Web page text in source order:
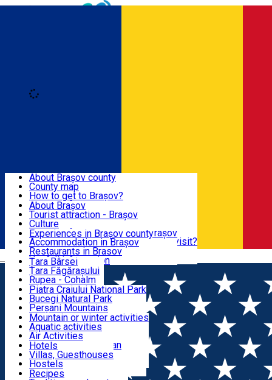
Română
BRAȘOV
EXPERIENCES
DESTINATIONS
NATURE
ACTIVE TOURISM
ACCOMMODATION
CULTURAL HERITAGE
About Brașov county
County map
How to get to Brașov?
Tourist Information Centers
Tourist Guides
Brașov Tourism Recommendations
Historical tourist attractions
What would a local recommend to visit?
Tourism news Brașov
Restaurants
About Brașov
Tourist attraction - Brașov
Culture
Tourist Information Center - Brașov
Accommodation in Brașov
Restaurants in Brasov
Usefull information
Experiences in Brașov county
Țara Bârsei
Țara Făgărașului
Rupea - Cohalm
ECO Destinations
Piatra Craiului National Park
Bucegi Natural Park
Perșani Mountains
Făgăraș Mountains
Postăvarul Peak
Măgura Codlei
Ciucaș Mountains
Protected areas
Other natural attractions
Speoturism
Mountain or winter activities
Aquatic activities
Air Activities
Adventure, Equestrian
Cycling, Running
Other activities
Hotels
Villas, Guesthouses
Hostels
Cottages
Recipes